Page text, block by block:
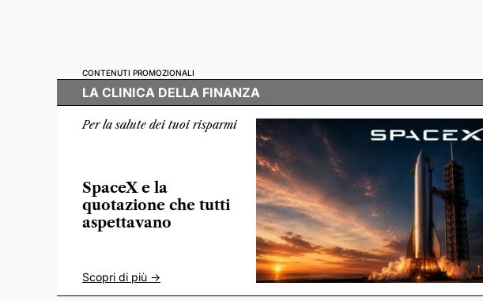
CONTENUTI PROMOZIONALI
LA CLINICA DELLA FINANZA
Per la salute dei tuoi risparmi
SpaceX e la
quotazione che tutti
aspettavano
Scopri di più ->